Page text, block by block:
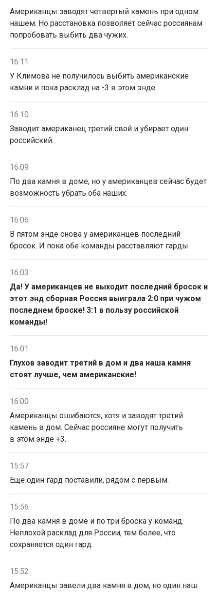
Американцы заводят четвертый камень при одном
нашем. Но расстановка позволяет сейчас россиянам
попробовать выбить два чужих.
16:11
У Климова не получилось выбить американские
камни и пока расклад на -3 в этом энде.
16:10
Заводит американец третий свой и убирает один
российский.
16:09
По два камня в доме, но у американцев сейчас будет
возможность убрать оба наших.
16:06
В пятом энде снова у американцев последний
бросок. И пока обе команды расставляют гарды.
16:03
Да! У американцев не выходит последний бросок и
этот энд сборная Россия выиграла 2:0 при чужом
последнем броске! 3:1 в пользу российской
команды!
16:01
Глухов заводит третий в дом и два наша камня
стоят лучше, чем американские!
16:00
Американцы ошибаются, хотя и заводят третий
камень в дом. Сейчас россияне могут получить
в этом энде +3.
15:57
Еще один гард поставили, рядом с первым.
15:56
По два камня в доме и по три броска у команд.
Неплохой расклад для России, тем более, что
сохраняется один гард.
15:52
Американцы завели два камня в дом, но один наш